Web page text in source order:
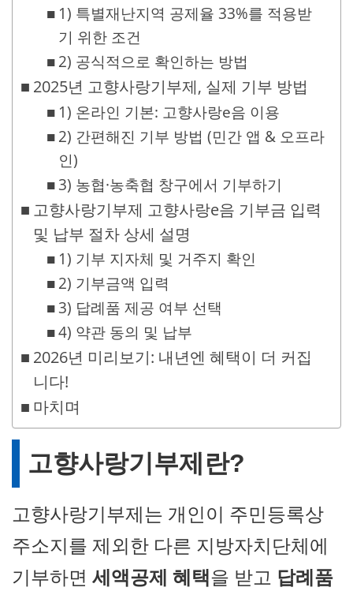
1) 특별재난지역 공제율 33%를 적용받
기 위한 조건
2) 공식적으로 확인하는 방법
2025년 고향사랑기부제, 실제 기부 방법
1) 온라인 기본: 고향사랑e음 이용
2) 간편해진 기부 방법 (민간 앱 & 오프라
인)
3) 농협·농축협 창구에서 기부하기
고향사랑기부제 고향사랑e음 기부금 입력
및 납부 절차 상세 설명
1) 기부 지자체 및 거주지 확인
2) 기부금액 입력
3) 답례품 제공 여부 선택
4) 약관 동의 및 납부
2026년 미리보기: 내년엔 혜택이 더 커집
니다!
마치며
고향사랑기부제란?
고향사랑기부제는 개인이 주민등록상
주소지를 제외한 다른 지방자치단체에
기부하면 세액공제 혜택을 받고 답례품